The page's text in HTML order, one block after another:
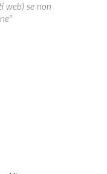
web) se non